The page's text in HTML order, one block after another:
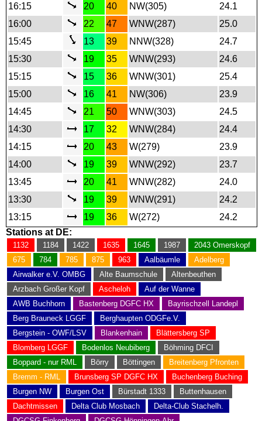
16:15
20 40 NW(305)
24.1
16:00
22 47 WNW(287)
25.0
15:45
13 39 NNW(328)
24.7
15:30
19 35 WNW(293)
24.6
15:15
15 36 WNW(301)
25.4
15:00
16 41 NW(306)
23.9
14:45
21 50 WNW(303)
24.5
14:30
17 32 WNW(284)
24.4
14:15
20 43 W(279)
23.9
14:00
19 39 WNW(292)
23.7
13:45
20 41 WNW(282)
24.0
13:30
19 39 WNW(291)
24.2
13:15
19 36 W(272)
24.2
Stations at DE:
1132 1184 1422 1635 1645 1987
2043 Omerskopf
675
784 785 875 963 Aalbäumle
Adelberg
Airwalker e.V. OMBG
Alte Baumschule
Altenbeuthen
Arzbach Großer Kopf
Ascheloh
Auf der Wanne
AWB Buchhorn
Bastenberg DGFC HX
Bayrischzell Landepl
Berg Brauneck LGGF
Berghaupten ODGFe.V.
Bergstein - OWF/LSV
Blankenhain
Blättersberg SP
Blomberg LGGF
Bodenlos Neubiberg
Böhming DFCI
Boppard - nur RML
Börry Böttingen
Breitenberg Pfronten
Bremm - RML
Brunsberg SP DGFC HX
Buchenberg Buching
Burgen NW
Burgen Ost Bürstadt 1333
Buttenhausen
Dachtmissen
Delta Club Mosbach
Delta-Club Stachelh.